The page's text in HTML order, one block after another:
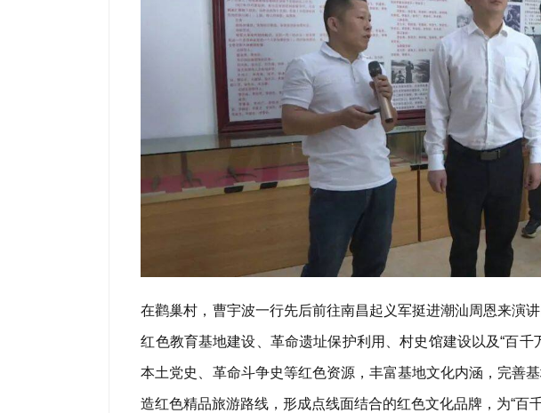
在鹳巢村，曹宇波一行先后前往南昌起义军挺进潮汕周恩来演
红色教育基地建设、革命遗址保护利用、村史馆建设以及“百
本土党史、革命斗争史等红色资源，丰富基地文化内涵，完善
造红色精品旅游路线，形成点线面结合的红色文化品牌，为“百千